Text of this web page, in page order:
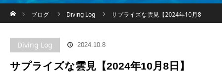
ブログ
Diving Log サプライズな雲見【2024年10月8
Diving Log 2024.10.8
サプライズな雲見【2024年10月8日】